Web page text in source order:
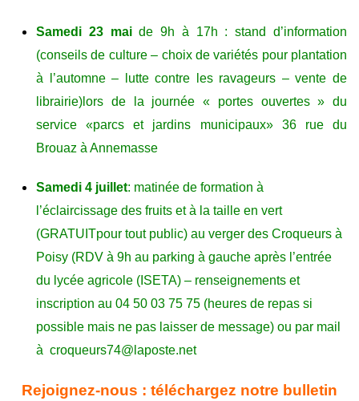
Samedi 23maide 9h à 17h : stand d’information
(conseils de culture – choix de variétés pour plantation
à l’automne– lutte contre les ravageurs –vente de
librairie) lors de la journée « portes ouvertes » du
service «parcs et jardins municipaux» 36 rue du
Brouaz à Annemasse
Samedi 4 juillet: matinée de formation à
l’éclaircissage des fruits et à la taille en vert
(GRATUITpour tout public) au verger des Croqueurs à
Poisy (RDV à 9h au parking à gauche après l’entrée
du lycée agricole (ISETA) – renseignements et
inscription au 04 50 03 75 75 (heures de repas si
possible mais ne pas laisser de message) ou par mail
à croqueurs74@ laposte.net
Rejoignez-nous : téléchargez notre bulletin